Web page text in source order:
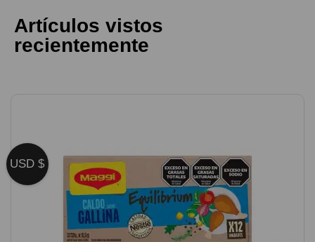
Artículos vistos
recientemente
USD $